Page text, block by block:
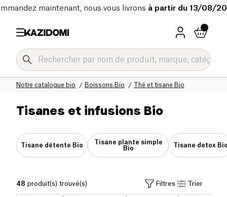
maintenant, nous vous livrons à partir du 13/08/
Thé et tisane Bio
Boissons Bio
Notre catalogue bio
Accueil
Tisanes et infusions Bio
Tisane détente Bio
Tisane plante simple
Bio
Tisane detox
48 produit(s) trouvé(s) Filtres Trier